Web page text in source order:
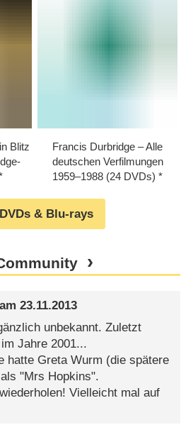
Blitz
Francis Durbridge – Alle
deutschen Verfilmungen
1959⁠–⁠1988 (24 DVDs)
& Blu-rays
am23.11.2013
unbekannt. Zuletzt
Jahre 2001...
hatte Greta Wurm (die spätere
"Mrs Hopkins".
Vielleicht mal auf